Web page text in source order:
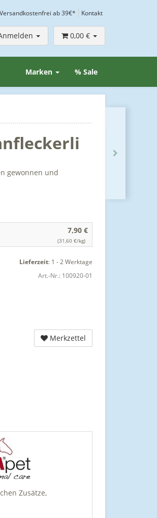
Versandkostenfrei ab 39€* Kontakt
0,00 €
% Sale
Marken
gewonnen und
7,90 €
(31,60 €/kg)
Lieferzeit: 1 - 2 Werktage
Art.-Nr.: 100920-01
Merkzettel
Zusätze,